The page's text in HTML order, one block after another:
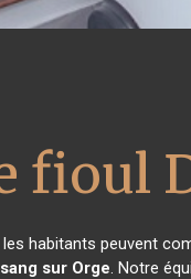
fioul
les habitants peuvent
sur Orge. Notre